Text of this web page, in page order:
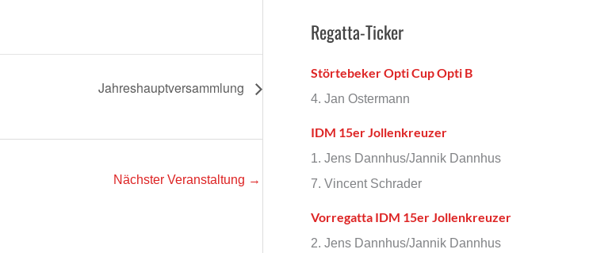
Jahreshauptversammlung
Nächster Veranstaltung →
Regatta-Ticker
Störtebeker Opti Cup Opti B
4. Jan Ostermann
IDM 15er Jollenkreuzer
1. Jens Dannhus/Jannik Dannhus
7. Vincent Schrader
Vorregatta IDM 15er Jollenkreuzer
2. Jens Dannhus/Jannik Dannhus